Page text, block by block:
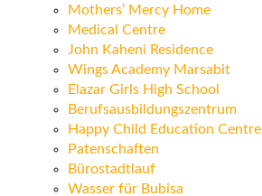
Mothers’ Mercy Home
Medical Centre
John Kaheni Residence
Wings Academy Marsabit
Elazar Girls High School
Berufsausbildungszentrum
Happy Child Education Centre
Patenschaften
Bürostadtlauf
Wasser für Bubisa